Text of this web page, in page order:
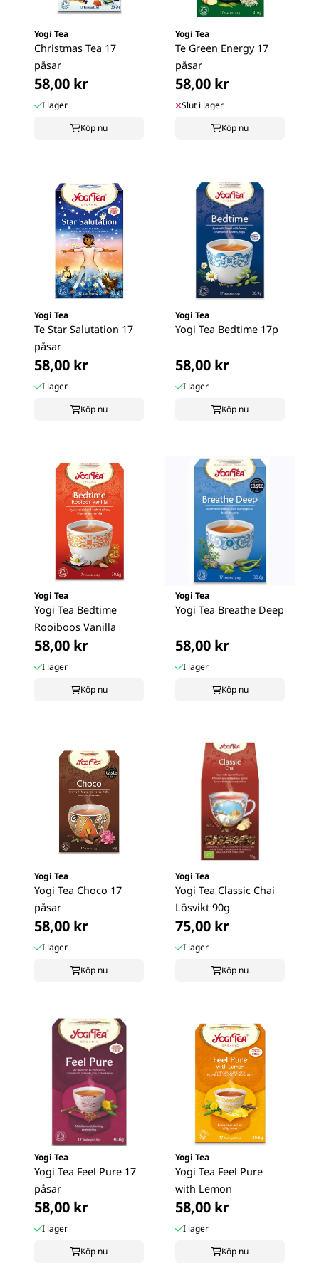
Yogi Tea
Christmas Tea 17
påsar
58,00 kr
I lager
Köp nu
Yogi Tea
Te Green Energy 17
påsar
58,00 kr
Slut i lager
Köp nu
Yogi Tea
Te Star Salutation 17
påsar
58,00 kr
I lager
Köp nu
Yogi Tea
Yogi Tea Bedtime 17p
58,00 kr
I lager
Köp nu
Yogi Tea
Yogi Tea Bedtime
Rooiboos Vanilla
58,00 kr
I lager
Köp nu
Yogi Tea
Yogi Tea Breathe Deep
58,00 kr
I lager
Köp nu
Yogi Tea
Yogi Tea Choco 17
påsar
58,00 kr
I lager
Köp nu
Yogi Tea
Yogi Tea Classic Chai
Lösvikt 90g
75,00 kr
I lager
Köp nu
Yogi Tea
Yogi Tea Feel Pure 17
påsar
58,00 kr
I lager
Köp nu
Yogi Tea
Yogi Tea Feel Pure
with Lemon
58,00 kr
I lager
Köp nu